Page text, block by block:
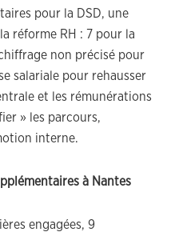
pour la DSD, une
réforme RH : 7 pour la
non précisé pour
salariale pour rehausser
et les rémunérations
» les parcours,
interne.
à Nantes
engagées, 9